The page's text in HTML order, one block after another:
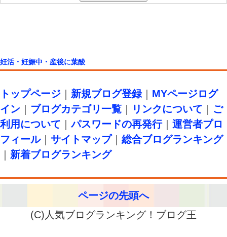
妊活・妊娠中・産後に葉酸
トップページ 新規ブログ登録｜ MYページログ
イン
ブログカテゴリ一覧 リンクについて
ご
利用について ｜パスワードの再発行｜ 運営者プロ
フィール｜ サイトマップ｜ 総合ブログランキング
新着ブログランキング
ページの先頭へ
(C)人気ブログランキング！ブログ王